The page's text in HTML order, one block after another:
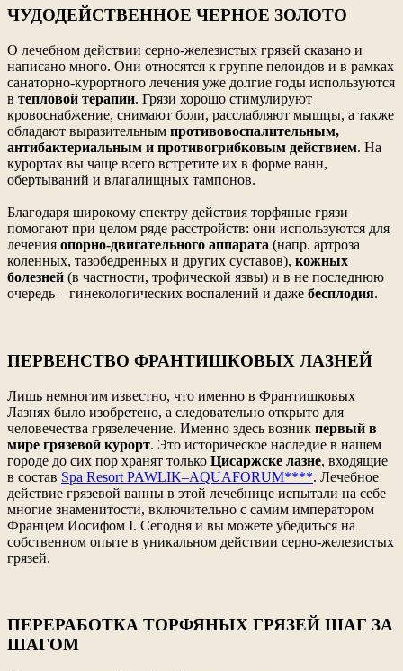
ЧУДОДЕЙСТВЕННОЕ ЧЕРНОЕ ЗОЛОТО
О лечебном действии серно-железистых грязей сказано и
написано много. Они относятся к группе пелоидов и в рамках
санаторно-курортного лечения уже долгие годы используются
в тепловой терапии. Грязи хорошо стимулируют
кровоснабжение, снимают боли, расслабляют мышцы, а также
обладают выразительным противовоспалительным,
антибактериальным и противогрибковым действием. На
курортах вы чаще всего встретите их в форме ванн,
обертываний и влагалищных тампонов.
Благодаря широкому спектру действия торфяные грязи
помогают при целом ряде расстройств: они используются для
лечения опорно-двигательного аппарата (напр. артроза
коленных, тазобедренных и других суставов), кожных
болезней (в частности, трофической язвы) и в не последнюю
очередь – гинекологических воспалений и даже бесплодия.
ПЕРВЕНСТВО ФРАНТИШКОВЫХ ЛАЗНЕЙ
Лишь немногим известно, что именно в Франтишковых
Лазнях было изобретено, а следовательно открыто для
человечества грязелечение. Именно здесь возник первый в
мире грязевой курорт. Это историческое наследие в нашем
городе до сих пор хранят только Цисаржске лазне, входящие
в состав Spa Resort PAWLIK–AQUAFORUM****. Лечебное
действие грязевой ванны в этой лечебнице испытали на себе
многие знаменитости, включительно с самим императором
Францем Иосифом I. Сегодня и вы можете убедиться на
собственном опыте в уникальном действии серно-железистых
грязей.
ПЕРЕРАБОТКА ТОРФЯНЫХ ГРЯЗЕЙ ШАГ ЗА
ШАГОМ